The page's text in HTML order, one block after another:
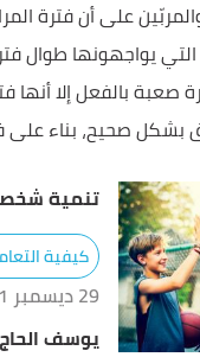
على أن فترة
يواجهونها طوال
صعبة بالفعل إلا أنها
بشكل صحيح، بناء
تنمية
كيفية
29 ديسمبر 2021
يوسف